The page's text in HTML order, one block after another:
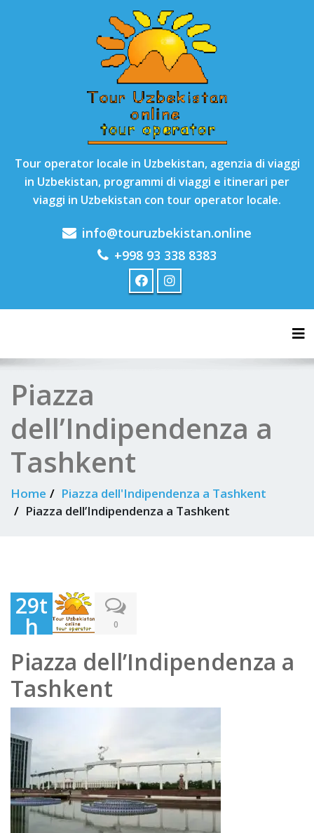
Tour operator locale in Uzbekistan, agenzia di viaggi
in Uzbekistan, programmi di viaggi e itinerari per
viaggi in Uzbekistan con tour operator locale.
info@touruzbekistan.online
+998 93 338 8383
Piazza
dell’Indipendenza a
Tashkent
Home
Piazza dell'Indipendenza a Tashkent
Piazza dell’Indipendenza a Tashkent
29t
h
Ma
y
202
0
0
Piazza dell’Indipendenza a
Tashkent